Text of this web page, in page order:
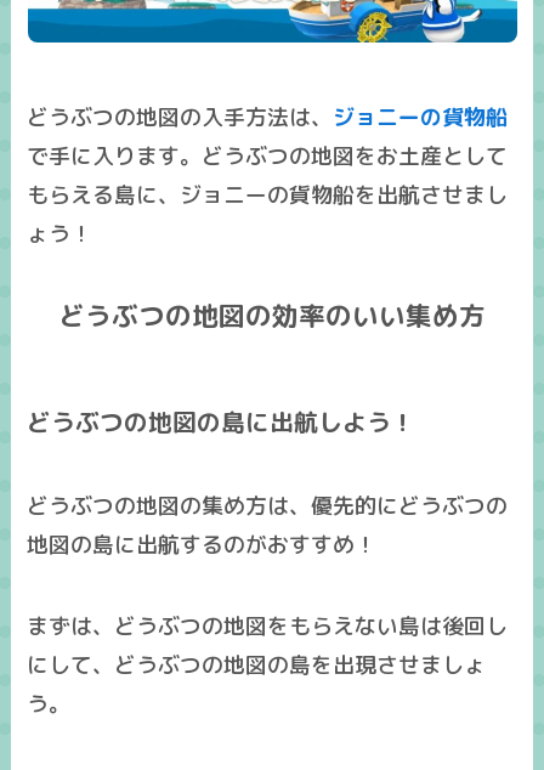
どうぶつの地図の入手方法は、 ジョニーの貨物船
で手に入ります。どうぶつの地図をお土産として
もらえる島に、ジョニーの貨物船を出航させまし
ょう！
どうぶつの地図の効率のいい集め方
どうぶつの地図の島に出航しよう！
どうぶつの地図の集め方は、優先的にどうぶつの
地図の島に出航するのがおすすめ！
まずは、どうぶつの地図をもらえない島は後回し
にして、どうぶつの地図の島を出現させましょ
う。